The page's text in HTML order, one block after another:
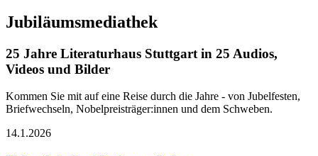
Jubiläumsmediathek
25 Jahre Literaturhaus Stuttgart in 25 Audios,
Videos und Bilder
Kommen Sie mit auf eine Reise durch die Jahre - von Jubelfesten,
Briefwechseln, Nobelpreisträger:innen und dem Schweben.
14.1.2026